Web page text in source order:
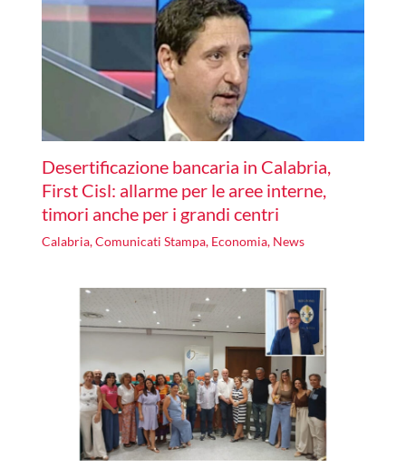
Desertificazione bancaria in Calabria,
First Cisl: allarme per le aree interne,
timori anche per i grandi centri
Calabria,Comunicati Stampa, Economia, News